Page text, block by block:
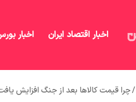
اخبار اقتصاد ایران اخبار
/چرا قیمت کالاها بعد از جنگ افزایش